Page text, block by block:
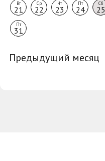
Вт
21
Ср
22
Чт
23
Пт
24
Сб
25
Пт
31
Предыдущий месяц